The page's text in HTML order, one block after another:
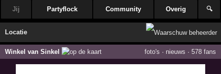
Jij Partyflock Community Overig 🔍
Locatie
Winkel van Sinkel foto's · nieuws · 578 fans